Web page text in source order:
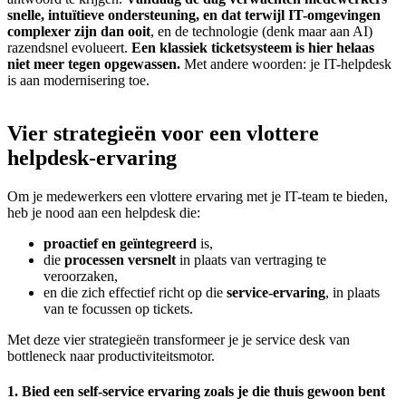
snelle, intuïtieve ondersteuning, en dat terwijl IT-omgevingen
complexer zijn dan ooit, en de technologie (denk maar aan AI)
razendsnel evolueert. Een klassiek ticketsysteem is hier helaas
niet meer tegen opgewassen. Met andere woorden: je IT-helpdesk
is aan modernisering toe.
Vier strategieën voor een vlottere
helpdesk-ervaring
Om je medewerkers een vlottere ervaring met je IT-team te bieden,
heb je nood aan een helpdesk die:
proactief en geïntegreerd is,
die processen versnelt in plaats van vertraging te
veroorzaken,
en die zich effectief richt op die service-ervaring, in plaats
van te focussen op tickets.
Met deze vier strategieën transformeer je je service desk van
bottleneck naar productiviteitsmotor.
1. Bied een self-service ervaring zoals je die thuis gewoon bent